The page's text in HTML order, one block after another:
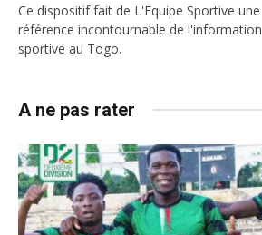
Ce dispositif fait de L'Equipe Sportive une
référence incontournable de l'information
sportive au Togo.
A ne pas rater